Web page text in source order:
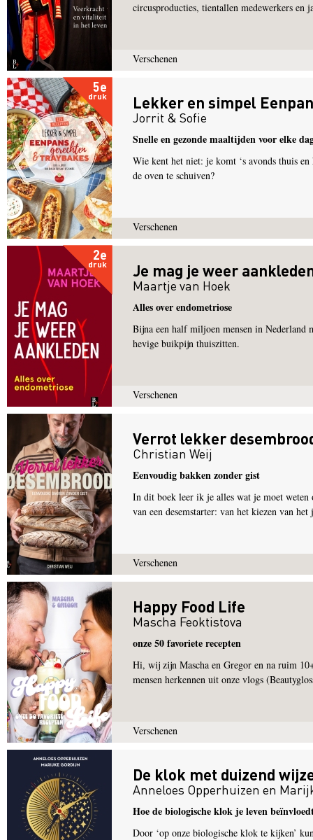
circusproducties, tientallen medewerkers en
Verschenen
5e
druk Lekker en simpel
Jorrit & Sofie
Snelle en gezonde maaltijden voor elke
Wie kent het niet: je komt ‘s avonds thuis
de oven te schuiven?
Verschenen
2e
druk Je mag je weer
Maartje van Hoek
Alles over endometriose
Bijna een half miljoen mensen in Nederland
hevige buikpijn thuiszitten.
Verschenen
Verrot lekker
Christian Weij
Eenvoudig bakken zonder gist
In dit boek leer ik je alles wat je moet weten
van een desemstarter: van het kiezen van
Verschenen
Happy Food Life
Mascha Feoktistova
onze 50 favoriete recepten
Hi, wij zijn Mascha en Gregor en na ruim
mensen herkennen uit onze vlogs
Verschenen
De klok met duizend
Anneloes Opperhuizen en
Hoe de biologische klok je leven
Door ‘op onze biologische klok te kijken’